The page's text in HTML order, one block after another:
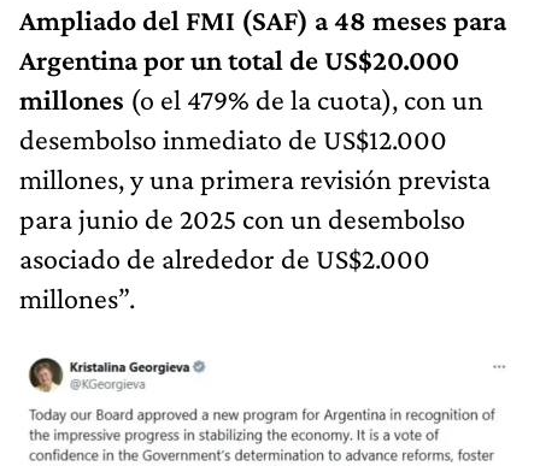
Ampliado del FMI (SAF) a 48 meses para
Argentina por un total de US$20.000
millones (o el 479% de la cuota), con un
desembolso inmediato de US$12.000
millones, y una primera revisión prevista
para junio de 2025 con un desembolso
asociado de alrededor de US$2.000
millones”.